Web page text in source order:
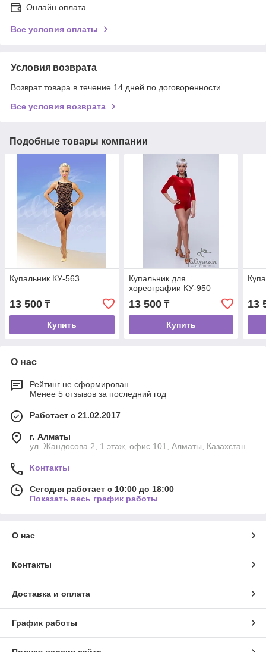
Онлайн оплата
Все условия оплаты
Условия возврата
Возврат товара в течение 14 дней по договоренности
Все условия возврата
Подобные товары компании
Купальник КУ-563
13 500 ₸
Купить
Купальник для
хореографии КУ-950
13 500₸
Купить
13
О нас
Рейтинг не сформирован
Менее 5 отзывов за последний год
Работает с 21.02.2017
г. Алматы
ул. Жандосова 2, 1 этаж, офис 101, Алматы, Казахстан
Контакты
Сегодня работает с 10:00 до 18:00
Показать весь график работы
О нас
Контакты
Доставка и оплата
График работы